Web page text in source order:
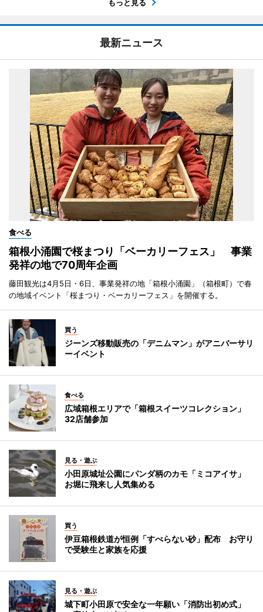
もっと見る
最新ニュース
食べる
箱根小涌園で桜まつり「ベーカリーフェス」 事業
発祥の地で70周年企画
藤田観光は4月5日・6日、事業発祥の地「箱根小涌園」（箱根町）で春
の地域イベント「桜まつり・ベーカリーフェス」を開催する。
買う
ジーンズ移動販売の「デニムマン」がアニバーサリ
ーイベント
食べる
広域箱根エリアで「箱根スイーツコレクション」
32店舗参加
見る・遊ぶ
小田原城址公園にパンダ柄のカモ「ミコアイサ」
お堀に飛来し人気集める
買う
伊豆箱根鉄道が恒例「すべらない砂」配布 お守り
で受験生と家族を応援
見る・遊ぶ
城下町小田原で安全な一年願い「消防出初め式」